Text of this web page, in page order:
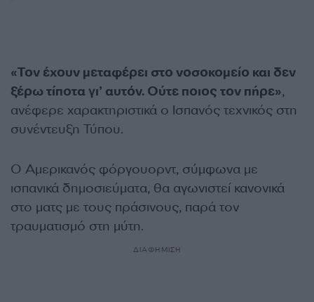
«Τον έχουν μεταφέρει στο νοσοκομείο και δεν
ξέρω τίποτα γι’ αυτόν. Ούτε ποιος τον πήρε»,
ανέφερε χαρακτηριστικά ο Ισπανός τεχνικός στη
συνέντευξη Τύπου.
Ο Αμερικανός φόργουορντ, σύμφωνα με
ισπανικά δημοσιεύματα, θα αγωνιστεί κανονικά
στο ματς με τους πράσινους, παρά τον
τραυματισμό στη μύτη.
ΔΙΑΦΗΜΙΣΗ